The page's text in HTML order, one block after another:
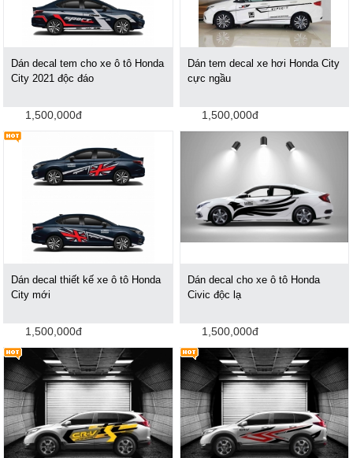
Dán decal tem cho xe ô tô Honda
City 2021 độc đáo
1,500,000đ
Dán tem decal xe hơi Honda City
cực ngầu
1,500,000đ
Dán decal thiết kế xe ô tô Honda
City mới
1,500,000đ
Dán decal cho xe ô tô Honda
Civic độc lạ
1,500,000đ